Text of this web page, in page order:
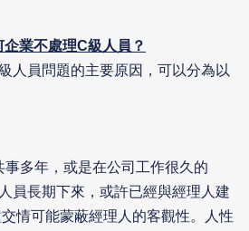
企業不處理C級人員？
人員問題的主要原因，可以分為以
多年，或是在公司工作很久的
員長期下來，或許已經與經理人建
情可能蒙蔽經理人的客觀性。人性